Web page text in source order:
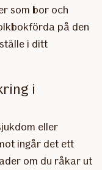
som bor och
på den
i ditt
i
eller
ingår det ett
om du råkar ut